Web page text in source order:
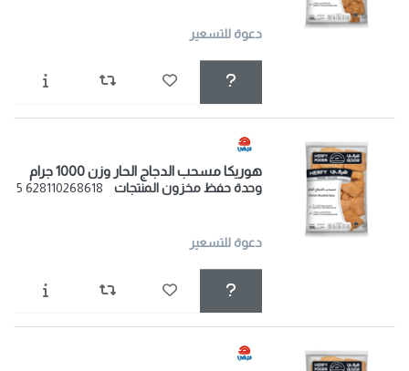
دعوة للتسعير
هوريكا مسحب الدجاج الحار وزن 1000 جرام
وحدة حفظ مخزون المنتجات 628110268618 5
دعوة للتسعير